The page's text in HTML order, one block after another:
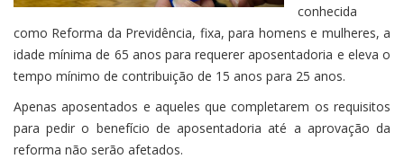
conhecida
como Reforma da Previdência, fixa, para homens e mulheres, a
idade mínima de 65 anos para requerer aposentadoria e eleva o
tempo mínimo de contribuição de 15 anos para 25 anos.
Apenas aposentados e aqueles que completarem os requisitos
para pedir o benefício de aposentadoria até a aprovação da
reforma não serão afetados.